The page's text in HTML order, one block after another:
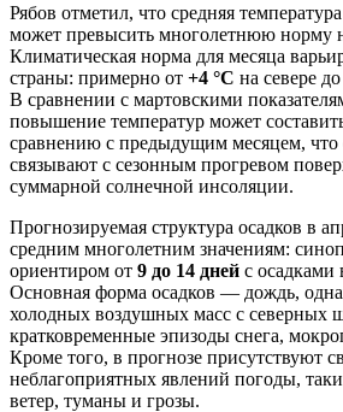
Рябов отметил, что средняя
может превысить многолетнюю норму
Климатическая норма для месяца
страны: примерно от +4 °C на севере до
В сравнении с мартовскими
повышение температур может
сравнению с предыдущим месяцем, что
связывают с сезонным прогревом
суммарной солнечной инсоляции.
Прогнозируемая структура осадков в
средним многолетним значениям:
ориентиром от 9 до 14 дней с осадками
Основная форма осадков — дождь,
холодных воздушных масс с северных
кратковременные эпизоды снега,
Кроме того, в прогнозе присутствуют
неблагоприятных явлений погоды,
ветер, туманы и грозы.